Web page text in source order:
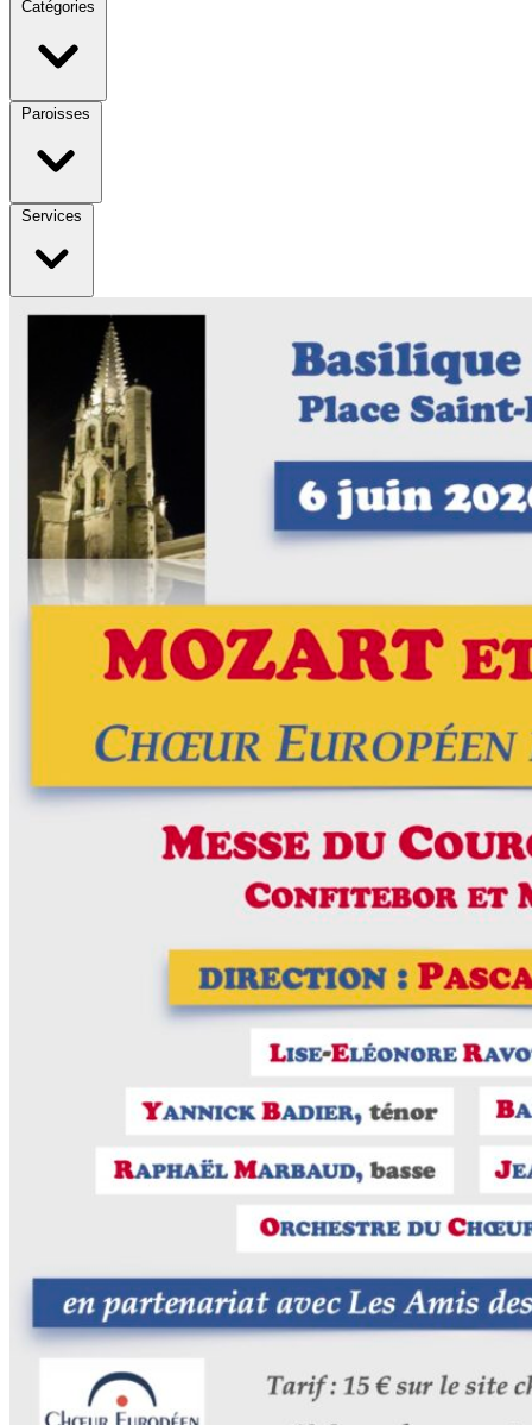
Catégories
Paroisses
Services